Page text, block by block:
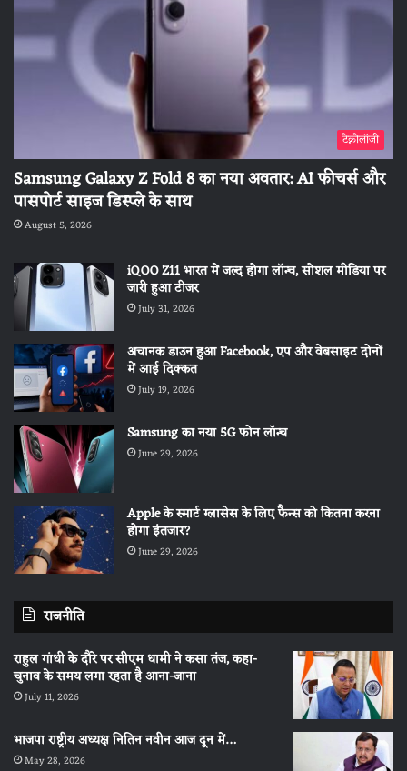
टेक्नोलॉजी
Samsung Galaxy Z Fold 8 का नया अवतार: AI फीचर्स और
पासपोर्ट साइज डिस्प्ले के साथ
August 5, 2026
iQOO Z11 भारत में जल्द होगा लॉन्च, सोशल मीडिया पर
जारी हुआ टीजर
July 31, 2026
अचानक डाउन हुआ Facebook, एप और वेबसाइट दोनों
में आई दिक्कत
July 19, 2026
Samsung का नया 5G फोन लॉन्च
June 29, 2026
Apple के स्मार्ट ग्लासेस के लिए फैन्स को कितना करना
होगा इंतजार?
June 29, 2026
राजनीति
राहुल गांधी के दौरे पर सीएम धामी ने कसा तंज, कहा-
चुनाव के समय लगा रहता है आना-जाना
July 11, 2026
भाजपा राष्ट्रीय अध्यक्ष नितिन नवीन आज दून में…
May 28, 2026